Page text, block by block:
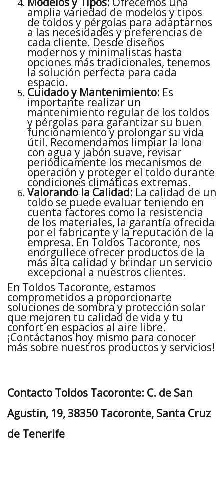
amplia variedad de modelos y tipos
de toldos y pérgolas para adaptarnos
a las necesidades y preferencias de
cada cliente. Desde diseños
modernos y minimalistas hasta
opciones más tradicionales, tenemos
la solución perfecta para cada
espacio.
Cuidado y Mantenimiento: Es
importante realizar un
mantenimiento regular de los toldos
y pérgolas para garantizar su buen
funcionamiento y prolongar su vida
útil. Recomendamos limpiar la lona
con agua y jabón suave, revisar
periódicamente los mecanismos de
operación y proteger el toldo durante
condiciones climáticas extremas.
Valorando la Calidad: La calidad de un
toldo se puede evaluar teniendo en
cuenta factores como la resistencia
de los materiales, la garantía ofrecida
por el fabricante y la reputación de la
empresa. En Toldos Tacoronte, nos
enorgullece ofrecer productos de la
más alta calidad y brindar un servicio
excepcional a nuestros clientes.
En Toldos Tacoronte, estamos
comprometidos a proporcionarte
soluciones de sombra y protección solar
que mejoren tu calidad de vida y tu
confort en espacios al aire libre.
¡Contáctanos hoy mismo para conocer
más sobre nuestros productos y servicios!
Contacto Toldos Tacoronte: C. de San
Agustin, 19, 38350 Tacoronte, Santa Cruz
de Tenerife